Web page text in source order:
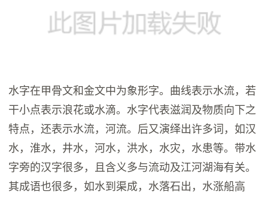
水字在甲骨文和金文中为象形字。曲线表示水流，若
干小点表示浪花或水滴。水字代表滋润及物质向下之
特点，还表示水流，河流。后又演绎出许多词，如汉
水，淮水，井水，河水，洪水，水灾，水患等。带水
字旁的汉字很多，且含义多与流动及江河湖海有关。
其成语也很多，如水到渠成，水落石出，水涨船高